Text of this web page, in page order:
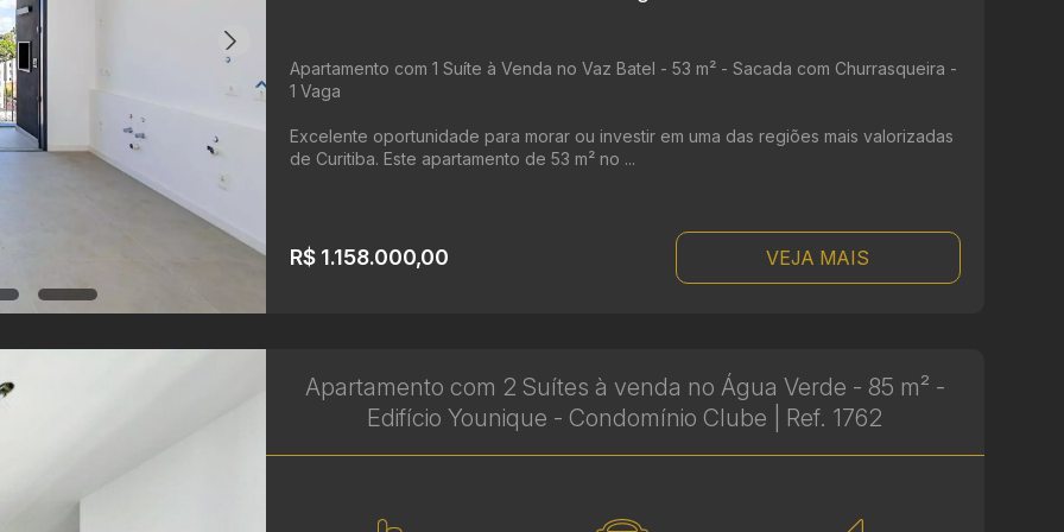
Apartamento com 1 Suíte à Venda no Vaz Batel - 53 m² - Sacada com Churrasqueira -
1 Vaga
Excelente oportunidade para morar ou investir em uma das regiões mais valorizadas
de Curitiba. Este apartamento de 53 m² no ...
R$ 1.158.000,00 VEJA MAIS
Apartamento com 2 Suítes à venda no Água Verde - 85 m² -
Edifício Younique - Condomínio Clube | Ref. 1762